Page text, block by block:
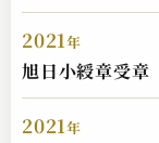
神田 松鯉
2021年
旭日小綬章受章
2021年